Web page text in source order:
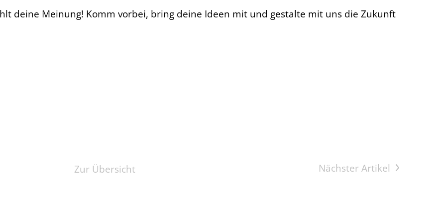
deine Meinung! Komm vorbei, bring deine Ideen mit und gestalte mit uns die Zukunft
Zur Übersicht Nächster Artikel